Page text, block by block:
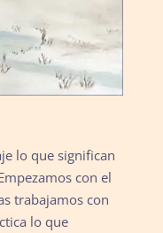
lo que significan
con el
trabajamos con
lo que